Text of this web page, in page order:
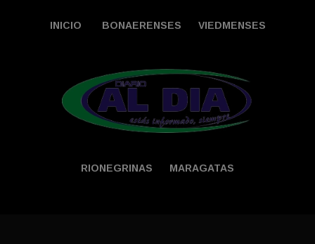
INICIO BONAERENSES VIEDMENSES
RIONEGRINAS MARAGATAS